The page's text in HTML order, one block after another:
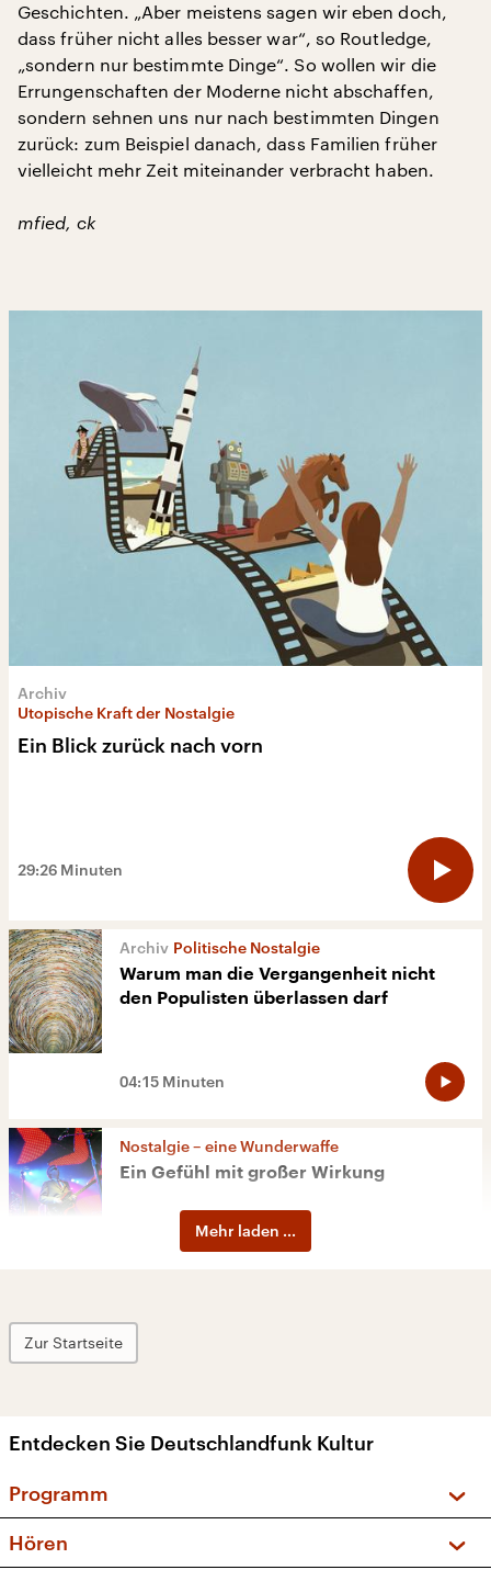
Geschichten. „Aber meistens sagen wir eben doch,
dass früher nicht alles besser war“, so Routledge,
„sondern nur bestimmte Dinge“. So wollen wir die
Errungenschaften der Moderne nicht abschaffen,
sondern sehnen uns nur nach bestimmten Dingen
zurück: zum Beispiel danach, dass Familien früher
vielleicht mehr Zeit miteinander verbracht haben.
mfied, ck
Archiv
Utopische Kraft der Nostalgie
Ein Blick zurück nach vorn
29:26 Minuten
Politische Nostalgie
Warum man die Vergangenheit nicht
den Populisten überlassen darf
04:15 Minuten
Nostalgie – eine Wunderwaffe
Ein Gefühl mit großer Wirkung
Mehr laden ...
Zur Startseite
Entdecken Sie Deutschlandfunk Kultur
Programm
Hören